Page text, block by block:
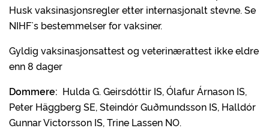
Husk vaksinasjonsregler etter internasjonalt stevne. Se
NIHF`s bestemmelser for vaksiner.
Gyldig vaksinasjonsattest og veterinærattest ikke eldre
enn 8 dager
Dommere: Hulda G. Geirsdóttir IS, Ólafur Árnason IS,
Peter Häggberg SE, Steindór Guðmundsson IS, Halldór
Gunnar Victorsson IS, Trine Lassen NO.